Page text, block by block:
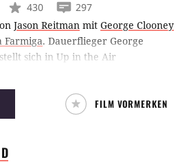
430
297
Jason Reitman mit George Clooney
Farmiga. Dauerflieger George
sich in Up in the Air
FILM VORMERKEN